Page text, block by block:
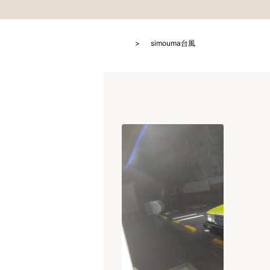
simouma台風